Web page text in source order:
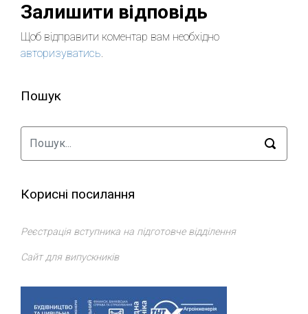
Залишити відповідь
Щоб відправити коментар вам необхідно
авторизуватись.
Пошук
Корисні посилання
Реєстрація вступника на підготовче відділення
Сайт для випускників